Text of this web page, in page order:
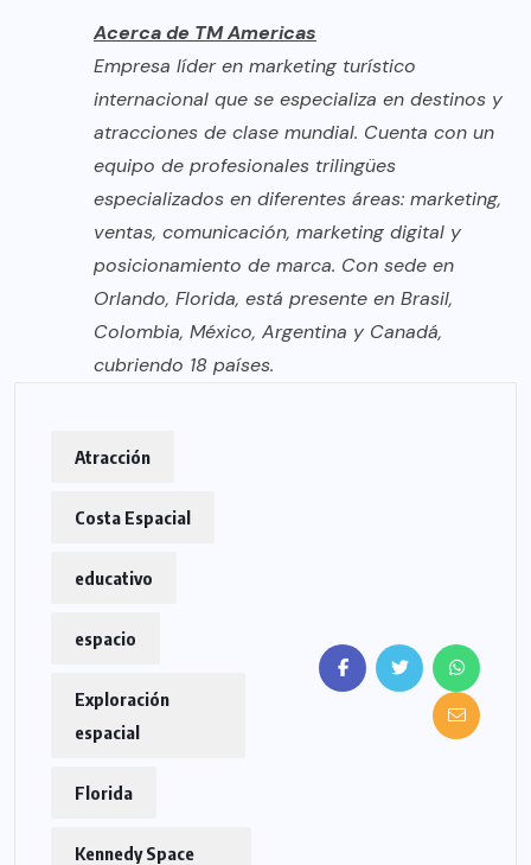
Acerca de TM Americas
Empresa líder en marketing turístico
internacional que se especializa en destinos y
atracciones de clase mundial. Cuenta con un
equipo de profesionales trilingües
especializados en diferentes áreas: marketing,
ventas, comunicación, marketing digital y
posicionamiento de marca. Con sede en
Orlando, Florida, está presente en Brasil,
Colombia, México, Argentina y Canadá,
cubriendo 18 países.
Atracción
Costa Espacial
educativo
espacio
Exploración
espacial
Florida
Kennedy Space